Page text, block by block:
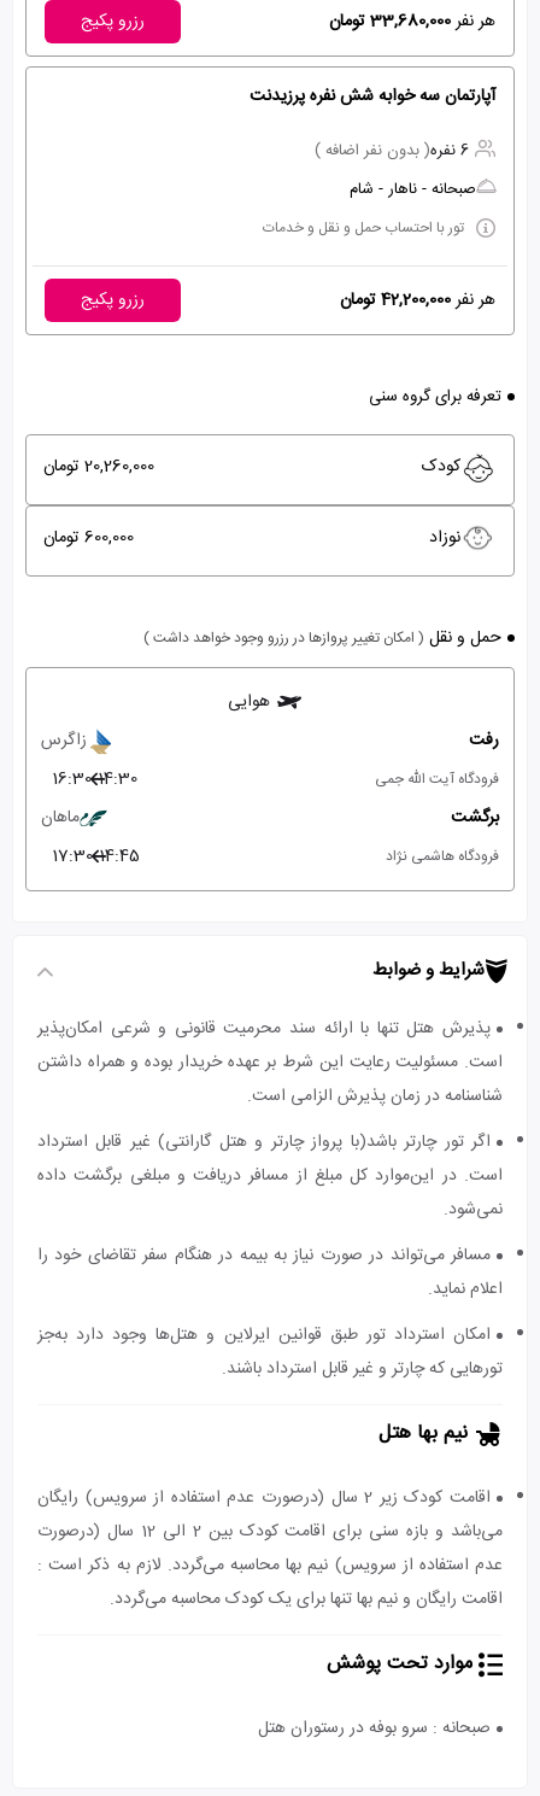
هر نفر33,680,000 تومان رزرو پکیج
آپارتمان سه خوابه شش نفره پرزیدنت
6 نفره
( بدون نفر اضافه )
صبحانه - ناهار - شام
تور با احتساب حمل و نقل و خدمات
هر نفر42,200,000 تومان رزرو پکیج
تعرفه برای گروه سنی
کودک 20,260,000 تومان
نوزاد 600,000 تومان
حمل و نقل ( امکان تغییر پروازها در رزرو وجود خواهد داشت )
هوایی
رفت
زاگرس
فرودگاه آیت الله جمی 14:30
16:30
برگشت
ماهان
فرودگاه هاشمی نژاد 14:45
17:30
شرایط و ضوابط
پذیرش هتل تنها با ارائه سند محرمیت قانونی و شرعی امکان‌پذیر
است. مسئولیت رعایت این شرط بر عهده خریدار بوده و همراه داشتن
شناسنامه در زمان پذیرش الزامی است.
اگر تور چارتر باشد(با پرواز چارتر و هتل گارانتی) غیر قابل استرداد
است. در این‌موارد کل مبلغ از مسافر دریافت و مبلغی برگشت داده
نمی‌شود.
مسافر می‌تواند در صورت نیاز به بیمه در هنگام سفر تقاضای خود را
اعلام نماید.
امکان استرداد تور طبق قوانین ایرلاین و هتل‌ها وجود دارد به‌جز
تورهایی که چارتر و غیر قابل استرداد باشند.
نیم بها هتل
اقامت کودک زیر 2 سال (درصورت عدم استفاده از سرویس) رایگان
می‌باشد و بازه سنی برای اقامت کودک بین 2 الی 12 سال (درصورت
عدم استفاده از سرویس) نیم بها محاسبه می‌گردد. لازم به ذکر است :
اقامت رایگان و نیم بها تنها برای یک کودک محاسبه می‌گردد.
موارد تحت پوشش
صبحانه : سرو بوفه در رستوران هتل